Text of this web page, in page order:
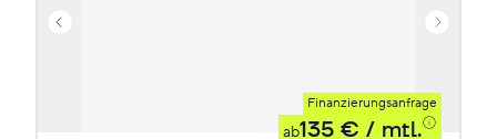
Finanzierungsanfrage
ab135 € / mtl.